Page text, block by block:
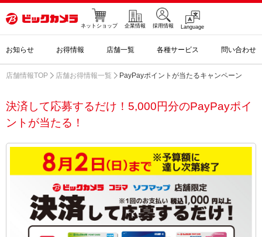
お知らせ お得情報 店舗一覧 各種サービス 問い合わせ
ネットショップ 企業情報 採用情報 Language
店舗情報TOP 店舗お得情報一覧 PayPayポイントが当たるキャンペーン
決済して応募するだけ！5,000円分のPayPayポイ
ントが当たる！